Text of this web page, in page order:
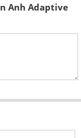
Anh Adaptive